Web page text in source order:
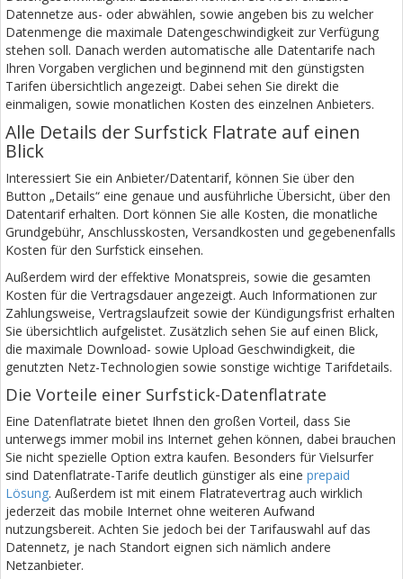
Datennetze aus- oder abwählen, sowie angeben bis zu welcher
Datenmenge die maximale Datengeschwindigkeit zur Verfügung
stehen soll. Danach werden automatische alle Datentarife nach
Ihren Vorgaben verglichen und beginnend mit den günstigsten
Tarifen übersichtlich angezeigt. Dabei sehen Sie direkt die
einmaligen, sowie monatlichen Kosten des einzelnen Anbieters.
Alle Details der Surfstick Flatrate auf einen
Blick
Interessiert Sie ein Anbieter/Datentarif, können Sie über den
Button „Details“ eine genaue und ausführliche Übersicht, über den
Datentarif erhalten. Dort können Sie alle Kosten, die monatliche
Grundgebühr, Anschlusskosten, Versandkosten und gegebenenfalls
Kosten für den Surfstick einsehen.
Außerdem wird der effektive Monatspreis, sowie die gesamten
Kosten für die Vertragsdauer angezeigt. Auch Informationen zur
Zahlungsweise, Vertragslaufzeit sowie der Kündigungsfrist erhalten
Sie übersichtlich aufgelistet. Zusätzlich sehen Sie auf einen Blick,
die maximale Download- sowie Upload Geschwindigkeit, die
genutzten Netz-Technologien sowie sonstige wichtige Tarifdetails.
Die Vorteile einer Surfstick-Datenflatrate
Eine Datenflatrate bietet Ihnen den großen Vorteil, dass Sie
unterwegs immer mobil ins Internet gehen können, dabei brauchen
Sie nicht spezielle Option extra kaufen. Besonders für Vielsurfer
sind Datenflatrate-Tarife deutlich günstiger als eine prepaid
Lösung. Außerdem ist mit einem Flatratevertrag auch wirklich
jederzeit das mobile Internet ohne weiteren Aufwand
nutzungsbereit. Achten Sie jedoch bei der Tarifauswahl auf das
Datennetz, je nach Standort eignen sich nämlich andere
Netzanbieter.